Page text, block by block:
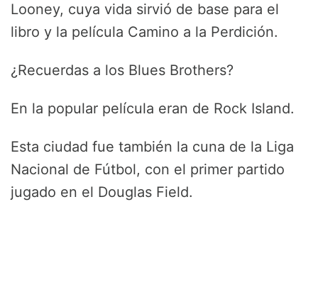
Looney, cuya vida sirvió de base para el
libro y la película Camino a la Perdición.
¿Recuerdas a los Blues Brothers?
En la popular película eran de Rock Island.
Esta ciudad fue también la cuna de la Liga
Nacional de Fútbol, con el primer partido
jugado en el Douglas Field.